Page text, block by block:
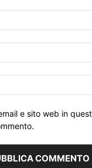
e sito web in